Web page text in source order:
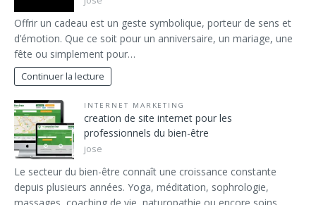
Offrir un cadeau est un geste symbolique, porteur de sens et
d’émotion. Que ce soit pour un anniversaire, un mariage, une
fête ou simplement pour…
Continuer la lecture
INTERNET MARKETING
creation de site internet pour les
professionnels du bien-être
jose
Le secteur du bien-être connaît une croissance constante
depuis plusieurs années. Yoga, méditation, sophrologie,